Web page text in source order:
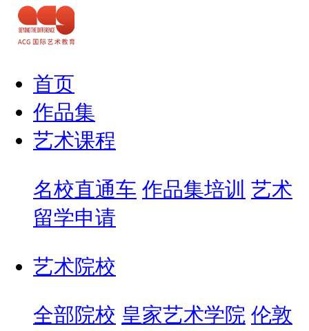
首页
作品集
艺术课程
名校直通车 作品集培训 艺术
留学申请
艺术院校
全部院校 皇家艺术学院 伦敦